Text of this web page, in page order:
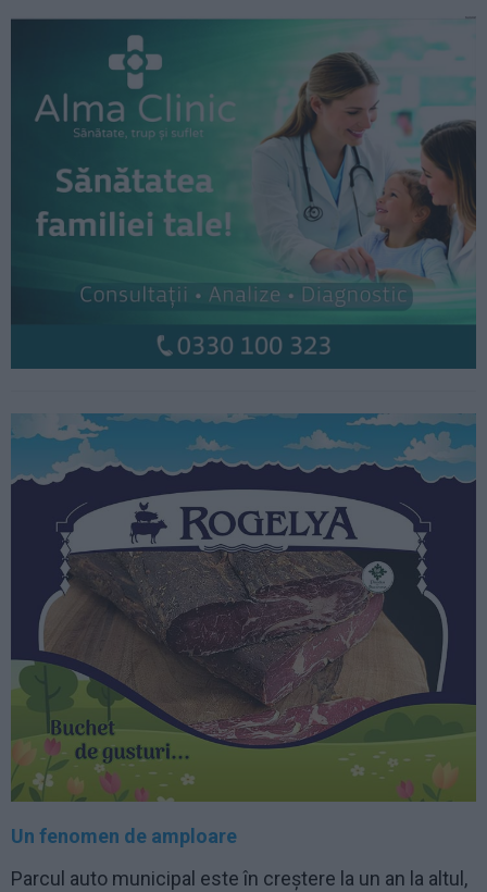
Un fenomen de amploare
Parcul auto municipal este în creștere la un an la altul,